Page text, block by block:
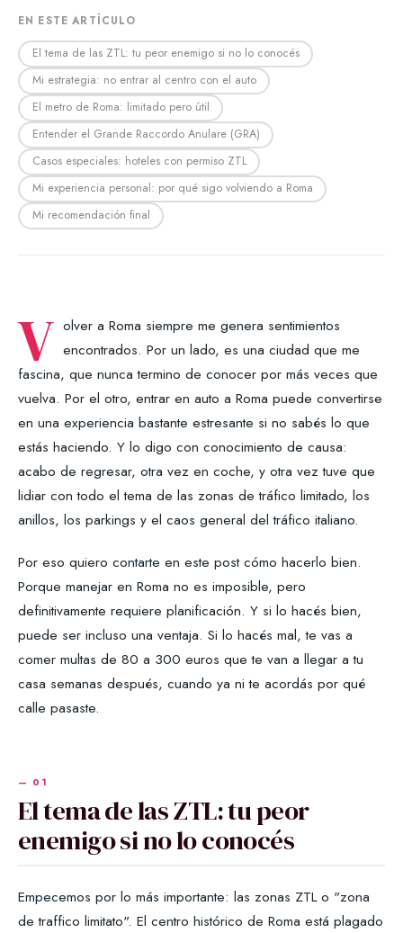
EN ESTE ARTÍCULO
El tema de las ZTL: tu peor enemigo si no lo conocés
Mi estrategia: no entrar al centro con el auto
El metro de Roma: limitado pero útil
Entender el Grande Raccordo Anulare (GRA)
Casos especiales: hoteles con permiso ZTL
Mi experiencia personal: por qué sigo volviendo a Roma
Mi recomendación final
V olver a Roma siempre me genera sentimientos
encontrados. Por un lado, es una ciudad que me
fascina, que nunca termino de conocer por más veces que
vuelva. Por el otro, entrar en auto a Roma puede convertirse
en una experiencia bastante estresante si no sabés lo que
estás haciendo. Y lo digo con conocimiento de causa:
acabo de regresar, otra vez en coche, y otra vez tuve que
lidiar con todo el tema de las zonas de tráfico limitado, los
anillos, los parkings y el caos general del tráfico italiano.
Por eso quiero contarte en este post cómo hacerlo bien.
Porque manejar en Roma no es imposible, pero
definitivamente requiere planificación. Y si lo hacés bien,
puede ser incluso una ventaja. Si lo hacés mal, te vas a
comer multas de 80 a 300 euros que te van a llegar a tu
casa semanas después, cuando ya ni te acordás por qué
calle pasaste.
El tema de las ZTL: tu peor
enemigo si no lo conocés
Empecemos por lo más importante: las zonas ZTL o "zona
de traffico limitato". El centro histórico de Roma está plagado